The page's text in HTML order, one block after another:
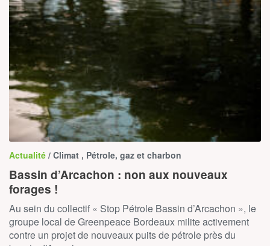
Actualité / Climat , Pétrole, gaz et charbon
Bassin d’Arcachon : non aux nouveaux
forages !
Au sein du collectif « Stop Pétrole Bassin d’Arcachon », le
groupe local de Greenpeace Bordeaux milite activement
contre un projet de nouveaux puits de pétrole près du